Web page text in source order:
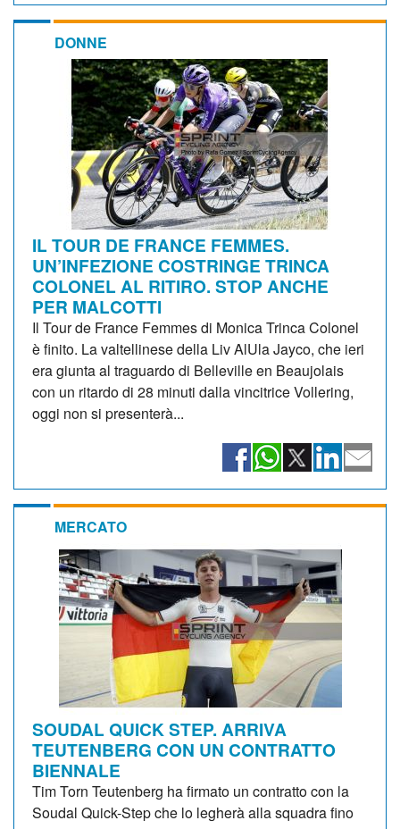
DONNE
IL TOUR DE FRANCE FEMMES.
UN’INFEZIONE COSTRINGE TRINCA
COLONEL AL RITIRO. STOP ANCHE
PER MALCOTTI
Il Tour de France Femmes di Monica Trinca Colonel
è finito. La valtellinese della Liv AlUla Jayco, che ieri
era giunta al traguardo di Belleville en Beaujolais
con un ritardo di 28 minuti dalla vincitrice Vollering,
oggi non si presenterà...
MERCATO
SOUDAL QUICK STEP. ARRIVA
TEUTENBERG CON UN CONTRATTO
BIENNALE
Tim Torn Teutenberg ha firmato un contratto con la
Soudal Quick-Step che lo legherà alla squadra fino